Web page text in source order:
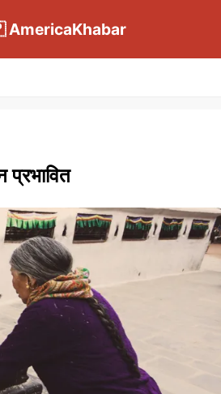
प्रभावित